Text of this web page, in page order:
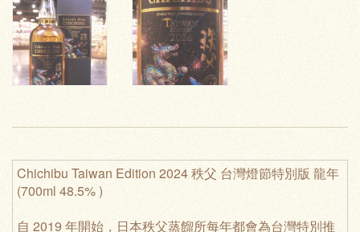
Chichibu Taiwan Edition 2024 秩父 台灣燈節特別版 龍年
(700ml 48.5% )
自 2019 年開始，日本秩父蒸餾所每年都會為台灣特別推